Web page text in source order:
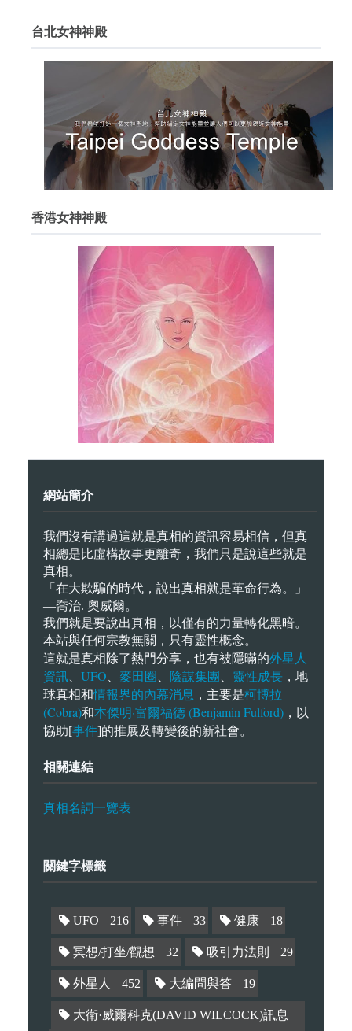
台北女神神殿
香港女神神殿
網站簡介
我們沒有講過這就是真相的資訊容易相信，但真
相總是比虛構故事更離奇，我們只是說這些就是
真相。
「在大欺騙的時代，說出真相就是革命行為。」
—喬治. 奧威爾。
我們就是要說出真相，以僅有的力量轉化黑暗。
本站與任何宗教無關，只有靈性概念。
這就是真相除了熱門分享，也有被隱暪的外星人
資訊
UFO 麥田圈 陰謀集團 靈性成長 ，地
球真相和情報界的內幕消息 ，主要是柯博拉
(Cobra)和本傑明·富爾福德 (Benjamin Fulford) ，以
協助[事件]的推展及轉變後的新社會。
相關連結
真相名詞一覽表
關鍵字標籤
UFO 216 事件 33 健康 18
冥想/打坐/觀想 32 吸引力法則 29
外星人 452 大編問與答 19
大衛·威爾科克(DAVID WILCOCK)訊息